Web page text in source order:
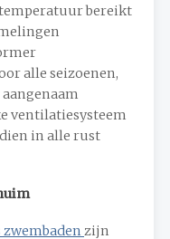
bereikt
alle seizoenen,
ventilatiesysteem
in alle rust
zwembaden zijn